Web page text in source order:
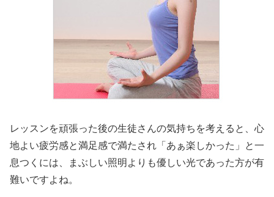
レッスンを頑張った後の生徒さんの気持ちを考えると、心
地よい疲労感と満足感で満たされ「あぁ楽しかった」と一
息つくには、まぶしい照明よりも優しい光であった方が有
難いですよね。